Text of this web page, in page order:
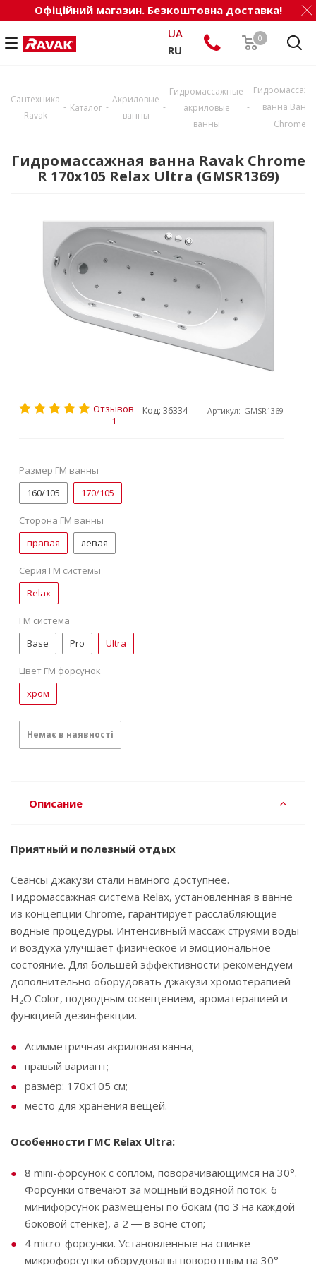
Офіційний магазин. Безкоштовна доставка!
0
UA
RU
Сантехника
Ravak
- Каталог -
Акриловые
ванны
-
Гидромассажные
акриловые
ванны
-
ванна Ванна
Chrome
Гидромассажная ванна Ravak Chrome
R 170x105 Relax Ultra (GMSR1369)
Отзывов
1
Код: 36334 Артикул: GMSR1369
Размер ГМ ванны
160/105
170/105
Сторона ГМ ванны
правая
левая
Серия ГМ системы
Relax
ГМ система
Base
Pro Ultra
Цвет ГМ форсунок
хром
Немає в наявності
Описание
Приятный и полезный отдых
Сеансы джакузи стали намного доступнее.
Гидромассажная система Relax, установленная в ванне
из концепции Chrome, гарантирует расслабляющие
водные процедуры. Интенсивный массаж струями воды
и воздуха улучшает физическое и эмоциональное
состояние. Для большей эффективности рекомендуем
дополнительно оборудовать джакузи хромотерапией
‌‌‌H₂O‌‌‌‌‌ ‌‌‌‌‌Color,‌‌‌ ‌‌‌подводным ‌‌‌освещением,‌‌‌ ‌‌‌ароматерапией и
функцией ‌дезинфекции‌.
Асимметричная акриловая ванна;
правый вариант;
размер: 170х105 см;
место для хранения вещей.
Особенности ГМС Relax Ultra:
8 mini-форсунок с соплом, поворачивающимся на 30°.
Форсунки отвечают за мощный водяной поток. 6
минифорсунок размещены по бокам (по 3 на каждой
боковой стенке), а 2 ― в зоне стоп;
4 micro-форсунки. Установленные на спинке
микрофорсунки оборудованы поворотным на 30°